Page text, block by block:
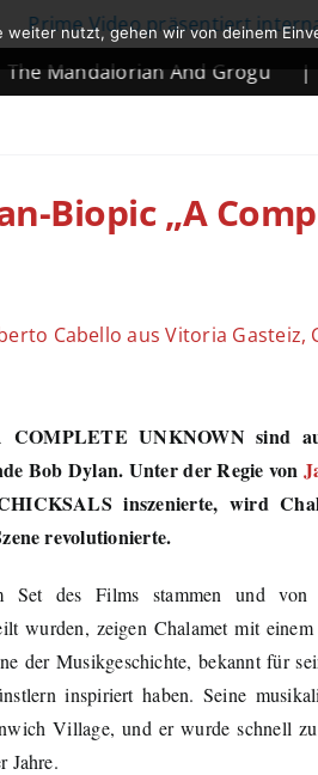
Video präsentiert
And Grogu |
Biopic „A
Cabello aus Vitoria Gasteiz,
UNKNOWN sind
Bob Dylan. Unter der Regie von
inszenierte, wird
revolutionierte.
Set des Films stammen und von
wurden, zeigen Chalamet mit
der Musikgeschichte, bekannt für
inspiriert haben. Seine
Village, und er wurde schnell
Jahre.
weiter nutzt, gehen wir von deinem